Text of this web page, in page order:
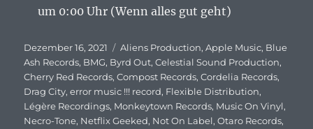
um 0:00 Uhr (Wenn alles gut geht)
Veröffentlicht
am
Dezember 16, 2021 Schlagwörter
Aliens Production,Apple Music, Blue
Ash Records, BMG, Byrd Out,Celestial Sound Production,
Cherry Red Records,Compost Records,Cordelia Records,
Drag City,error music !!! record, Flexible Distribution,
Légère Recordings, Monkeytown Records, Music On Vinyl,
Necro-Tone, Netflix Geeked, Not On Label,Otaro Records,